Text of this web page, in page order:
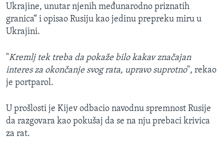
Ukrajine, unutar njenih međunarodno priznatih
granica“ i opisao Rusiju kao jedinu prepreku miru u
Ukrajini.
"Kremlj tek treba da pokaže bilo kakav značajan
interes za okončanje svog rata, upravo suprotno", rekao
je portparol.
U prošlosti je Kijev odbacio navodnu spremnost Rusije
da razgovara kao pokušaj da se na nju prebaci krivica
za rat.